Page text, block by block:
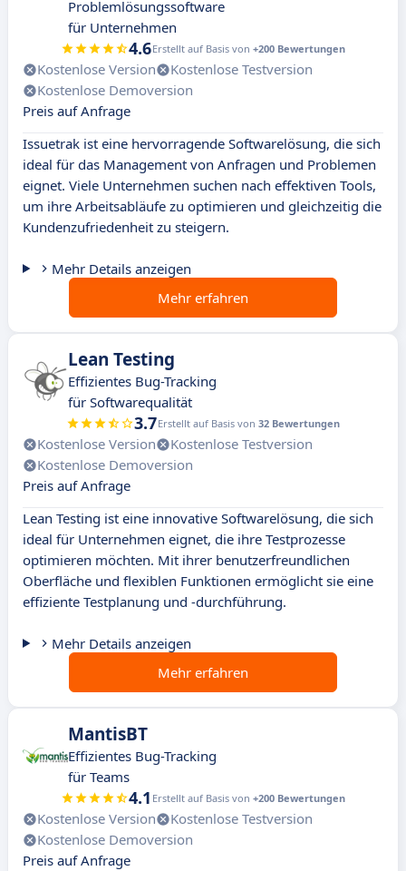
Problemlösungssoftware
für Unternehmen
4.6Erstellt auf Basis von +200 Bewertungen
Kostenlose Version
Kostenlose Testversion
Kostenlose Demoversion
Preis auf Anfrage
Issuetrak ist eine hervorragende Softwarelösung, die sich
ideal für das Management von Anfragen und Problemen
eignet. Viele Unternehmen suchen nach effektiven Tools,
um ihre Arbeitsabläufe zu optimieren und gleichzeitig die
Kundenzufriedenheit zu steigern.
Mehr Details anzeigen
Mehr erfahren
Lean Testing
Effizientes Bug-Tracking
für Softwarequalität
3.7Erstellt auf Basis von 32 Bewertungen
Kostenlose Version
Kostenlose Testversion
Kostenlose Demoversion
Preis auf Anfrage
Lean Testing ist eine innovative Softwarelösung, die sich
ideal für Unternehmen eignet, die ihre Testprozesse
optimieren möchten. Mit ihrer benutzerfreundlichen
Oberfläche und flexiblen Funktionen ermöglicht sie eine
effiziente Testplanung und -durchführung.
Mehr Details anzeigen
Mehr erfahren
MantisBT
Effizientes Bug-Tracking
für Teams
4.1 Erstellt auf Basis von +200 Bewertungen
Kostenlose Version
Kostenlose Testversion
Kostenlose Demoversion
Preis auf Anfrage